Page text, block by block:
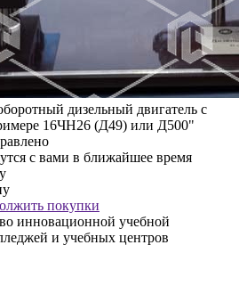
дизельный двигатель с
16ЧН26 (Д49) или Д500"
с вами в ближайшее время
покупки
инновационной учебной
и учебных центров